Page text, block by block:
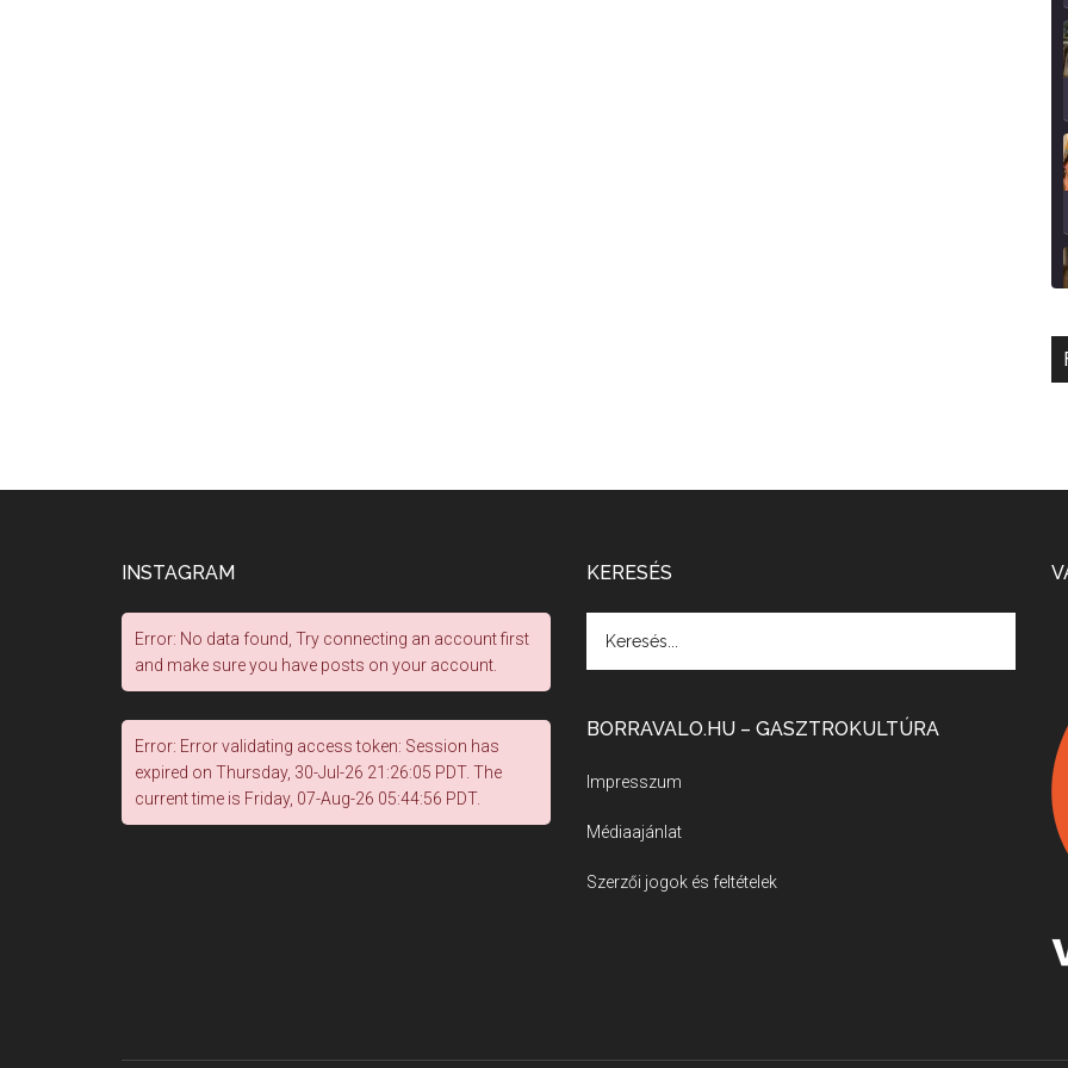
INSTAGRAM
Error: No data found, Try connecting an account first
and make sure you have posts on your account.
Error: Error validating access token: Session has
expired on Thursday, 30-Jul-26 21:26:05 PDT. The
current time is Friday, 07-Aug-26 05:44:56 PDT.
KERESÉS
BORRAVALO.HU – GASZTROKULTÚRA
Impresszum
Médiaajánlat
Szerzői jogok és feltételek